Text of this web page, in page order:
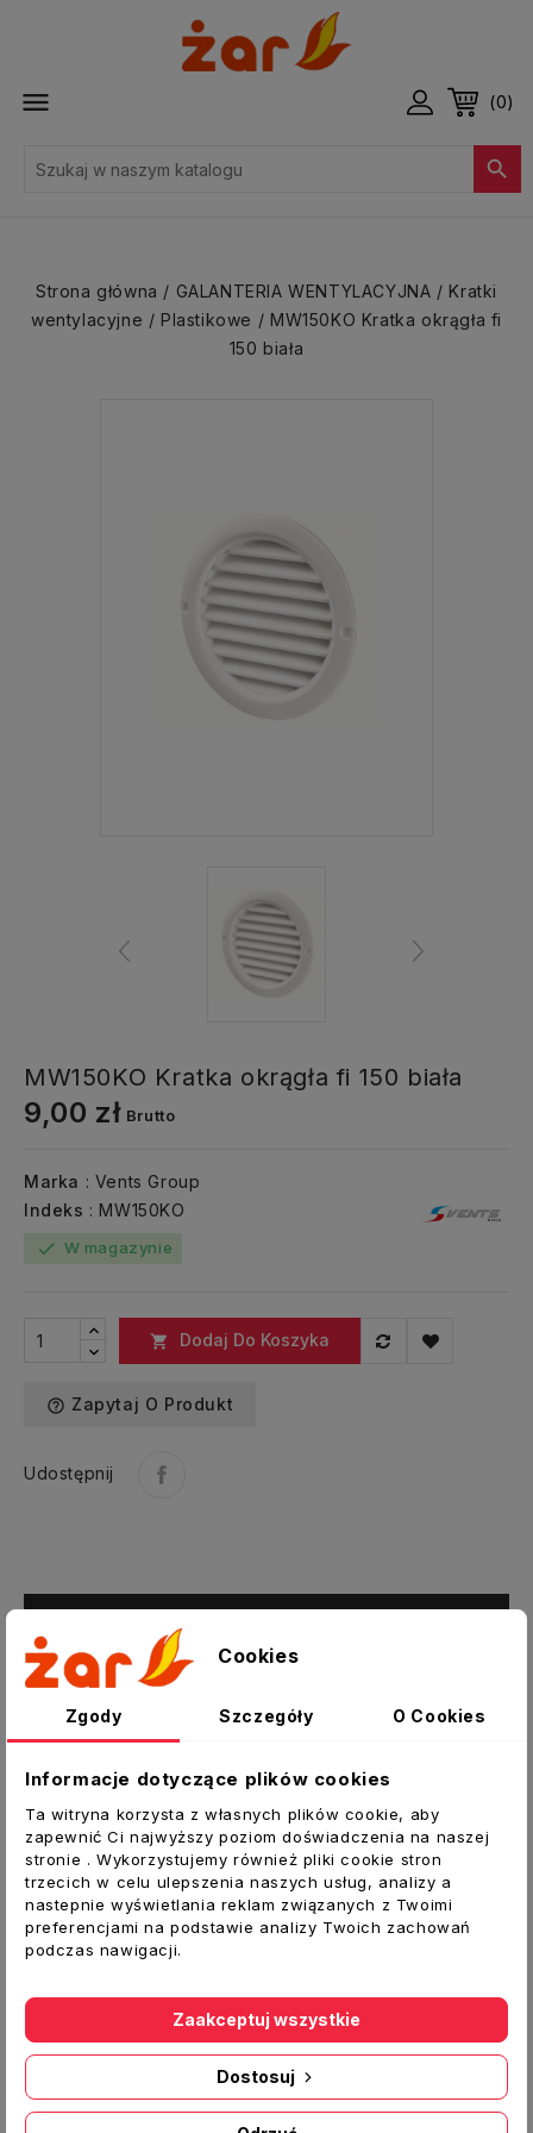
 (0)

Strona główna GALANTERIA WENTYLACYJNA
Kratki
wentylacyjne
Plastikowe
MW150KO Kratka okrągła fi
150 biała
MW150KO Kratka okrągła fi 150 biała
9,00 zł Brutto
Marka : Vents Group
Indeks : MW150KO
check W magazynie
 Dodaj Do Koszyka
help_outline Zapytaj O Produkt
Udostępnij
Opis
Szczegóły produktu
siatkąi kołnierzem
Dane techniczne:
Typ:Kratka okrągła
Średnica [mm]:150
Materiał:Tworzywo ABS
Producent:VENTS
Cookies
Zgody Szczegóły O Cookies
Informacje dotyczące plików cookies
Ta witryna korzysta z własnych plików cookie, aby
zapewnić Ci najwyższy poziom doświadczenia na naszej
stronie . Wykorzystujemy również pliki cookie stron
trzecich w celu ulepszenia naszych usług, analizy a
nastepnie wyświetlania reklam związanych z Twoimi
preferencjami na podstawie analizy Twoich zachowań
podczas nawigacji.
Dostosuj
Zaakceptuj wszystkie